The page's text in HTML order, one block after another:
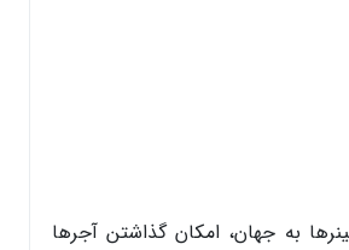
به جهان، امکان گذاشتن آجرها